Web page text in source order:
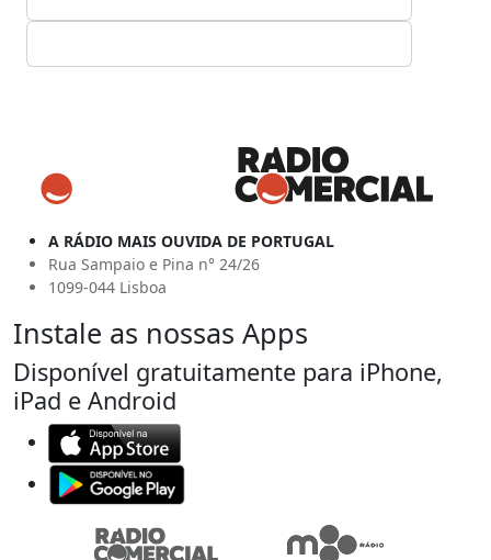
A RÁDIO MAIS OUVIDA DE PORTUGAL
Rua Sampaio e Pina n° 24/26
1099-044 Lisboa
Instale as nossas Apps
Disponível gratuitamente para iPhone,
iPad e Android